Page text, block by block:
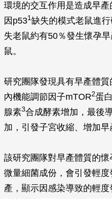
環境的交互作用是造成早
因p531缺失的模式老鼠進
失老鼠約有50％發生懷孕
鼠。
研究團隊發現具有早產體
內機能調節因子mTOR2蛋
腺素3合成酵素增加，最後
加，引發子宮收縮、增加早
該研究團隊對早產體質的
微量細菌成份，會引發輕
產，顯示因感染導致的輕度